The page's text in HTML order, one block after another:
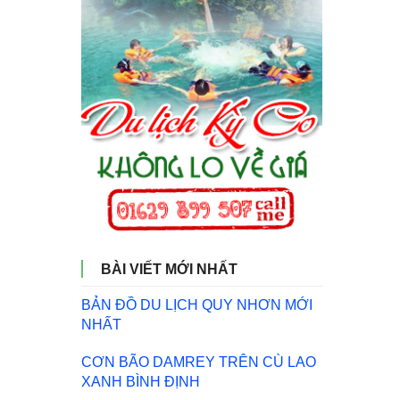
BÀI VIẾT MỚI NHẤT
BẢN ĐỒ DU LỊCH QUY NHƠN MỚI
NHẤT
CƠN BÃO DAMREY TRÊN CÙ LAO
XANH BÌNH ĐỊNH